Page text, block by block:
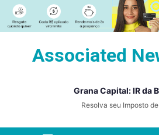
Associated
Grana Capital: IR da
Resolva seu Imposto